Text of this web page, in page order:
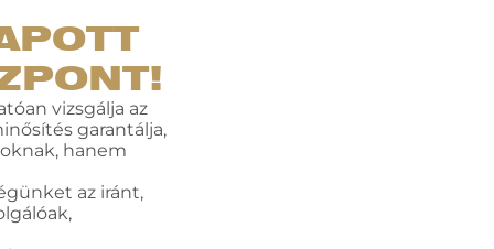
vizsgálja az
garantálja,
hanem
az iránt,